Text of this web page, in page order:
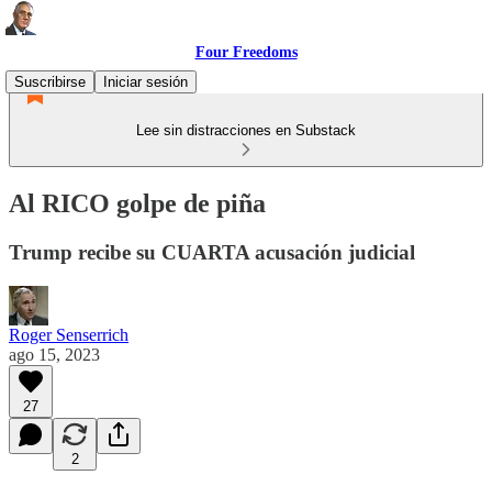
Four Freedoms
Suscribirse
Iniciar sesión
Lee sin distracciones en Substack
Al RICO golpe de piña
Trump recibe su CUARTA acusación judicial
Roger Senserrich
ago 15, 2023
27
2